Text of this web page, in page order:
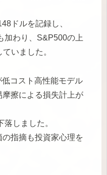
ドルを記録し、
加わり、S&P500の上
いました。
コスト高性能モデル
擦による損失計上が
しました。
指摘も投資家心理を